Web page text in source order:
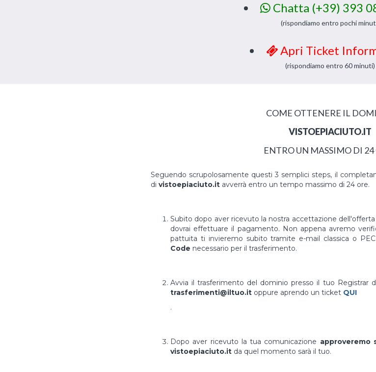
Chatta (+39) 393
(rispondiamo entro pochi
Apri Ticket
(rispondiamo entro 60 minuti)
COME OTTENERE IL
VISTOEPIACIUTO.IT
ENTRO UN MASSIMO DI 24
Seguendo scrupolosamente questi 3 semplici steps, il
di vistoepiaciuto.it avverrà entro un tempo massimo di 24 ore.
Subito dopo aver ricevuto la nostra accettazione
dovrai effettuare il pagamento. Non appena avremo
pattuita ti invieremo subito tramite e-mail classica o
Code necessario per il trasferimento.
Avvia il trasferimento del dominio presso il tuo Registrar
trasferimenti@iltuo.it oppure aprendo un ticket QUI
.
Dopo aver ricevuto la tua comunicazione approveremo
vistoepiaciuto.it da quel momento sarà il tuo.